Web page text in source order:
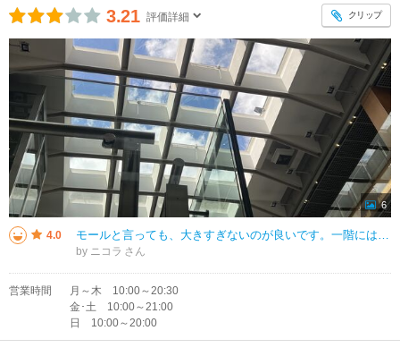
3.21 評価詳細 クリップ
6
4.0 モールと言っても、大きすぎないのが良いです。一階にはスタバや大きなスーパーがあります。そのスーパーひ品揃え豊富でした。全体的に空いていて過ごしやすかったです。天井がガラスになっていて、青空が見えました。
by ニコラ
営業時間
月～木 10:00～20:30
金･土 10:00～21:00
日 10:00～20:00